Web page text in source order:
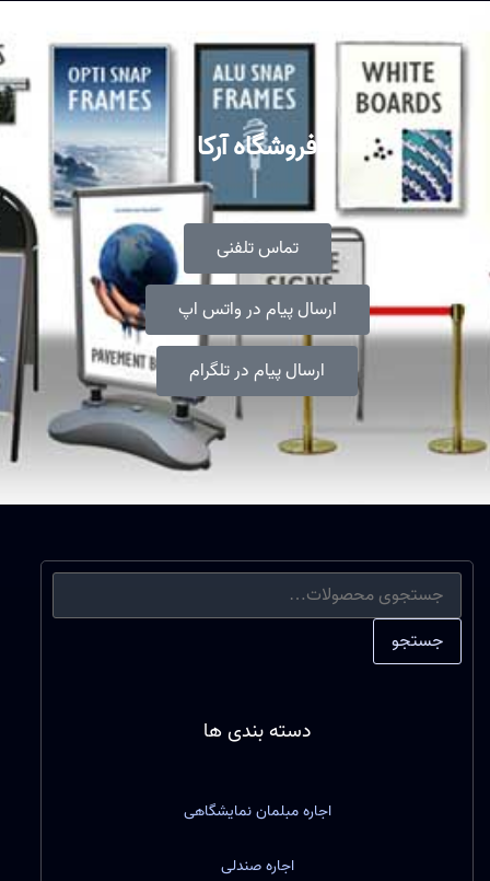
فروشگاه آرکا
تماس تلفنی
ارسال پیام در واتس اپ
ارسال پیام در تلگرام
جستجو
دسته بندی ها
اجاره مبلمان نمایشگاهی
اجاره صندلی